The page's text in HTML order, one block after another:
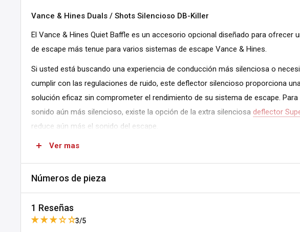
Vance & Hines Duals / Shots Silencioso DB-Killer
El Vance & Hines Quiet Baffle es un accesorio opcional diseñado para ofrecer
de escape más tenue para varios sistemas de escape Vance & Hines.
Si usted está buscando una experiencia de conducción más silenciosa o
cumplir con las regulaciones de ruido, este deflector silencioso proporciona
solución eficaz sin comprometer el rendimiento de su sistema de escape. Para
sonido aún más silencioso, existe la opción de la extra silenciosa deflector
reduce aún más el sonido del escape.
Reduce el ruido de escape para un sonido más tenue.
Fácil de instalar, ofrece flexibilidad para personalizar el sonido del escape.
Opción de deflector Super Q extra silencioso disponible para reducir aún más
ruido.
Ver mas
Números de pieza
MPN:21301
DPN:18610072
1 Reseñas
3/5